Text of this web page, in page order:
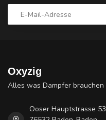
Oxyzig
Alles was Dampfer brauchen
Ooser Hauptstrasse 53